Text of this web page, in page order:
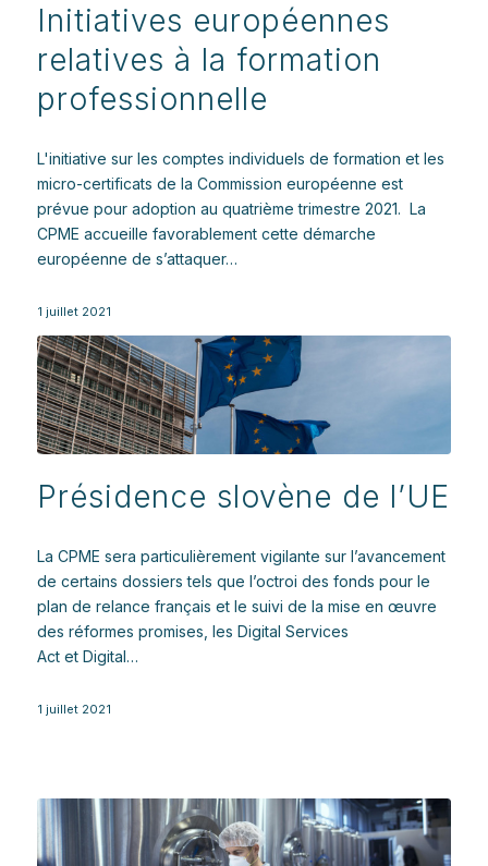
Initiatives européennes
relatives à la formation
professionnelle
L'initiative sur les comptes individuels de formation et les
micro-certificats de la Commission européenne est
prévue pour adoption au quatrième trimestre 2021. La
CPME accueille favorablement cette démarche
européenne de s’attaquer…
1 juillet 2021
Présidence slovène de l’UE
La CPME sera particulièrement vigilante sur l’avancement
de certains dossiers tels que l’octroi des fonds pour le
plan de relance français et le suivi de la mise en œuvre
des réformes promises, les Digital Services
Act et Digital…
1 juillet 2021